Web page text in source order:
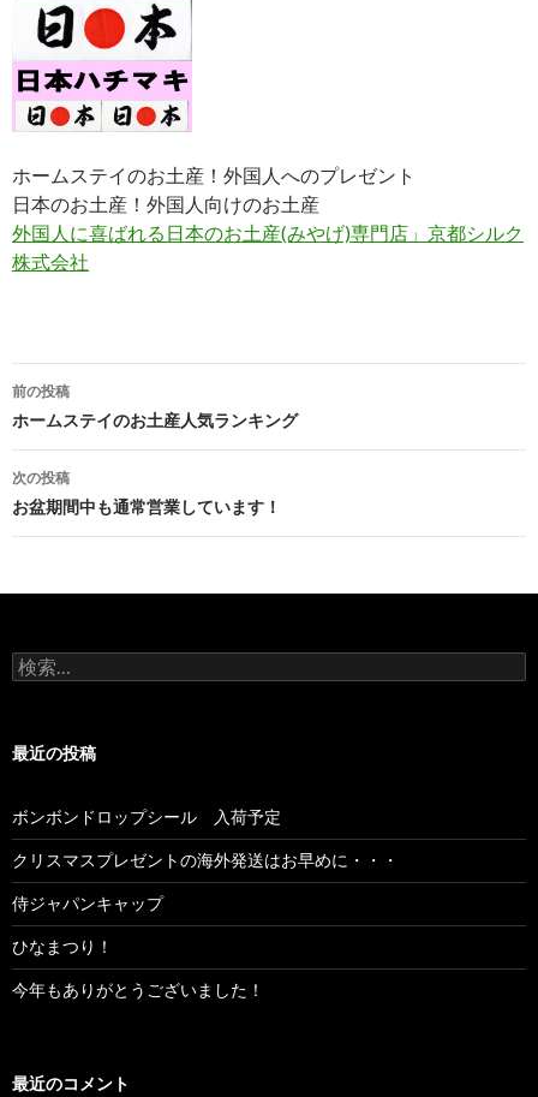
ホームステイのお土産！外国人へのプレゼント
日本のお土産！外国人向けのお土産
外国人に喜ばれる日本のお土産(みやげ)専門店」京都シルク
株式会社
投稿ナビゲーション
前の投稿
ホームステイのお土産人気ランキング
次の投稿
お盆期間中も通常営業しています！
検索:
最近の投稿
ボンボンドロップシール 入荷予定
クリスマスプレゼントの海外発送はお早めに・・・
侍ジャパンキャップ
ひなまつり！
今年もありがとうございました！
最近のコメント